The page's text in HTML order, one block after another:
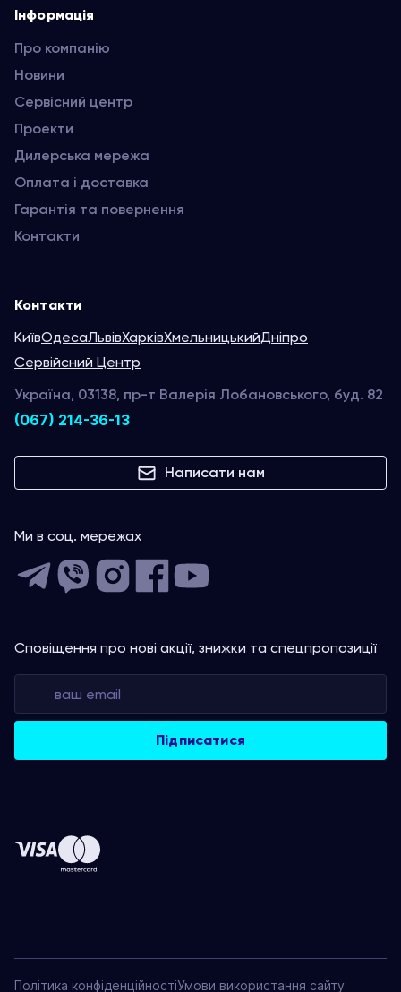
Інформація
Про компанію
Новини
Сервісний центр
Проекти
Дилерська мережа
Оплата і доставка
Гарантія та повернення
Контакти
Контакти
КиївОдесаЛьвівХарківХмельницькийДніпро
Сервійсний Центр
Україна, 03138, пр-т Валерія Лобановського, буд. 82
(067) 214-36-13
Написати нам
Ми в соц. мережах
Сповіщення про нові акції, знижки та спецпропозиції
Політика конфіденційностіУмови використання сайту